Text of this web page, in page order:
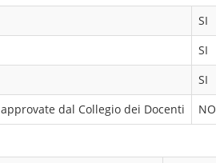
SI
SI
SI
dal Collegio dei Docenti
NO